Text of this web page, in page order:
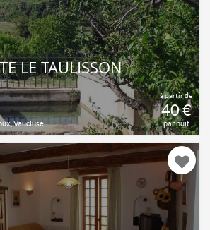
à partir de
40 €
par nuit
LE TAULISSON
Vaucluse